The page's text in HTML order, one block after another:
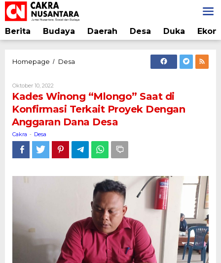
Lewati
ke
konten
Berita Budaya Daerah Desa Duka
Homepage / Desa
di
Konfirmasi
Terkait
Dengan
Anggaran
Dana
Oktober 10, 2022
Cakra
Kades Winong “Mlongo” Saat di
Konfirmasi Terkait Proyek Dengan
Anggaran Dana Desa
Cakra - Desa